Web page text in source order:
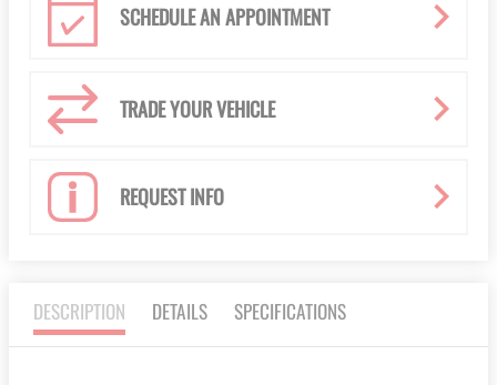
SCHEDULE AN APPOINTMENT
TRADE YOUR VEHICLE
REQUEST INFO
DESCRIPTION DETAILS SPECIFICATIONS